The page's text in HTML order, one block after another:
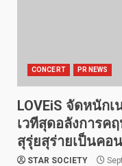
CONCERT PR NEWS
LOVEiS จัดหนัก
เวทีสุดอลังการค
สุรุ่ยสุร่ายเป็นคอ
STAR SOCIETY